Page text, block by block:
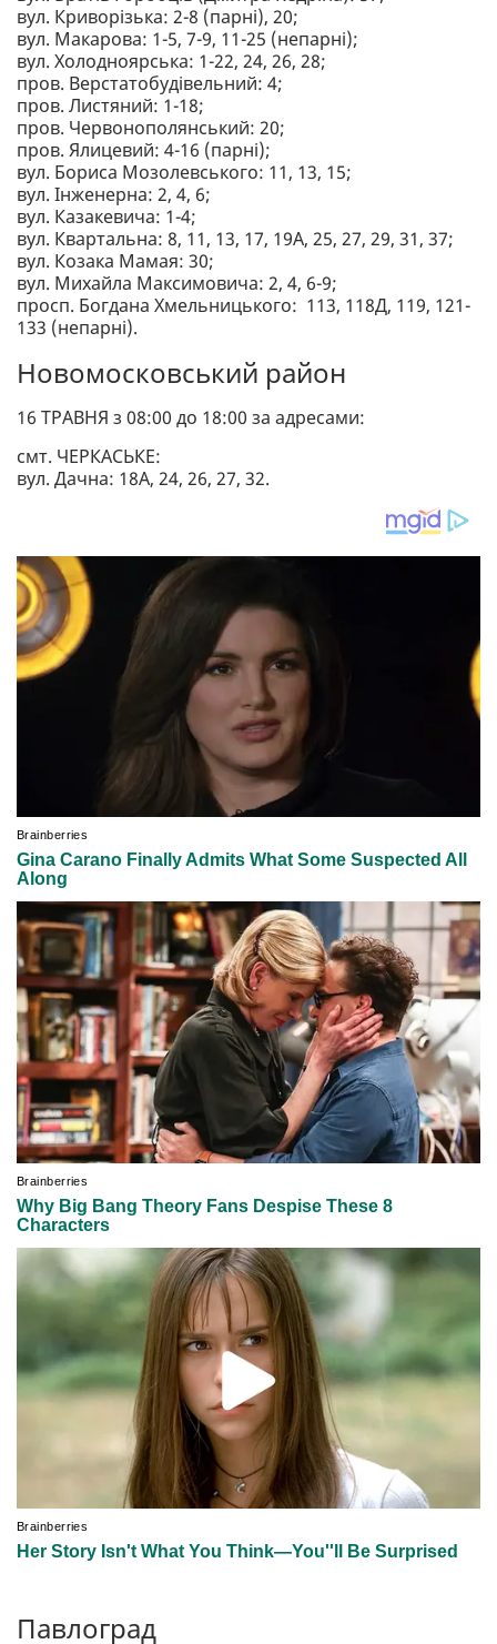
вул. Криворізька: 2-8 (парні), 20;
вул. Макарова: 1-5, 7-9, 11-25 (непарні);
вул. Холодноярська: 1-22, 24, 26, 28;
пров. Верстатобудівельний: 4;
пров. Листяний: 1-18;
пров. Червонополянський: 20;
пров. Ялицевий: 4-16 (парні);
вул. Бориса Мозолевського: 11, 13, 15;
вул. Інженерна: 2, 4, 6;
вул. Казакевича: 1-4;
вул. Квартальна: 8, 11, 13, 17, 19А, 25, 27, 29, 31, 37;
вул. Козака Мамая: 30;
вул. Михайла Максимовича: 2, 4, 6-9;
просп. Богдана Хмельницького: 113, 118Д, 119, 121-
133 (непарні).
Новомосковський район
16 ТРАВНЯ з 08:00 до 18:00 за адресами:
смт. ЧЕРКАСЬКЕ:
вул. Дачна: 18А, 24, 26, 27, 32.
Павлоград